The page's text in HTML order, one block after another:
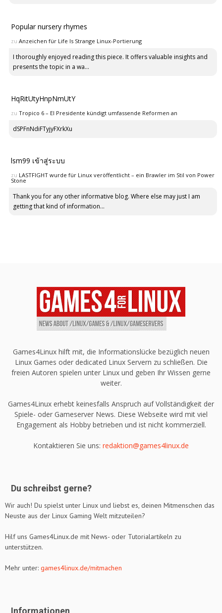
Popular nursery rhymes
zu Anzeichen für Life Is Strange Linux-Portierung
I thoroughly enjoyed reading this piece. It offers valuable insights and
presents the topic in a wa...
HqRitUtyHnpNmUtY
zu Tropico 6 – El Presidente kündigt umfassende Reformen an
dSPFnNdiFTyjyFXrkXu
lsm99 เข้าสู่ระบบ
zu LASTFIGHT wurde für Linux veröffentlicht – ein Brawler im Stil von Power
Stone
Thank you for any other informative blog. Where else may just I am
getting that kind of information...
Games4Linux hilft mit, die Informationslücke bezüglich neuen
Linux Games oder dedicated Linux Servern zu schließen. Die
freien Autoren spielen unter Linux und geben Ihr Wissen gerne
weiter.
Games4Linux erhebt keinesfalls Anspruch auf Vollständigkeit der
Spiele- oder Gameserver News. Diese Webseite wird mit viel
Engagement als Hobby betrieben und ist nicht kommerziell.
Kontaktieren Sie uns: redaktion@games4linux.de
Du schreibst gerne?
Wir auch! Du spielst unter Linux und liebst es, deinen Mitmenschen das
Neuste aus der Linux Gaming Welt mitzuteilen?
Hilf uns Games4Linux.de mit News- oder Tutorialartikeln zu
unterstützen.
Mehr unter: games4linux.de/mitmachen
Informationen